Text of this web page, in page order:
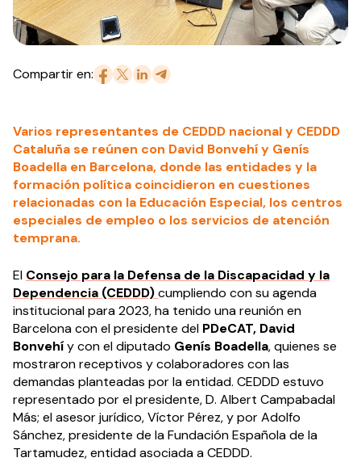
Compartir en:
Varios representantes de CEDDD nacional y CEDDD
Cataluña se reúnen con David Bonvehí y Genís
Boadella en Barcelona, donde las entidades y la
formación política coincidieron en cuestiones
relacionadas con la Educación Especial, los centros
especiales de empleo o los servicios de atención
temprana.
El Consejo para la Defensa de la Discapacidad y la
Dependencia (CEDDD)cumpliendo con su agenda
institucional para 2023, ha tenido una reunión en
Barcelona con el presidente del PDeCAT, David
Bonvehíy con el diputado Genís Boadella, quienes se
mostraron receptivos y colaboradores con las
demandas planteadas por la entidad. CEDDD estuvo
representado por el presidente, D. Albert Campabadal
Más; el asesor jurídico, Víctor Pérez, y por Adolfo
Sánchez, presidente de la Fundación Española de la
Tartamudez, entidad asociada a CEDDD.